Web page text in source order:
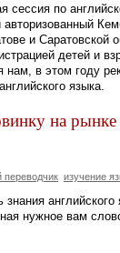
сессия по
и Саратовской
детей и
в этом году
языка.
на
переводчик изучение
нужное вам